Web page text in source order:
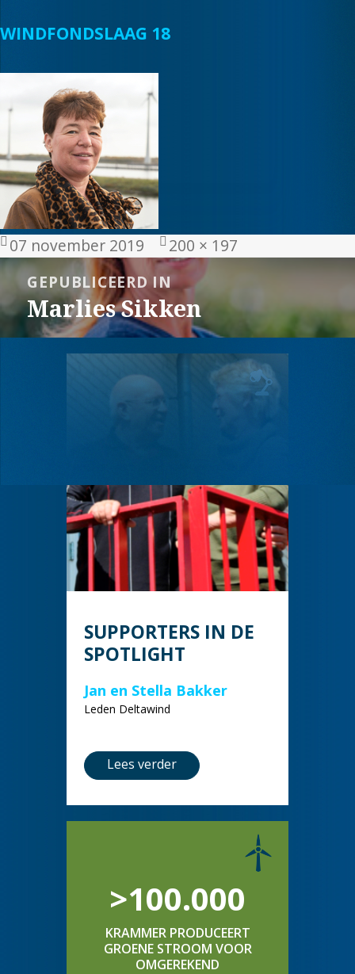
WINDFONDSLAAG 18
Geplaatst
op
07 november 2019
Volledige
grootte
200 × 197
Bericht
navigatieGEPUBLICEERD IN
Marlies Sikken
SUPPORTERS IN DE
SPOTLIGHT
Jan en Stella Bakker
Leden Deltawind
Lees verder
>100.000
KRAMMER PRODUCEERT
GROENE STROOM VOOR
OMGEREKEND